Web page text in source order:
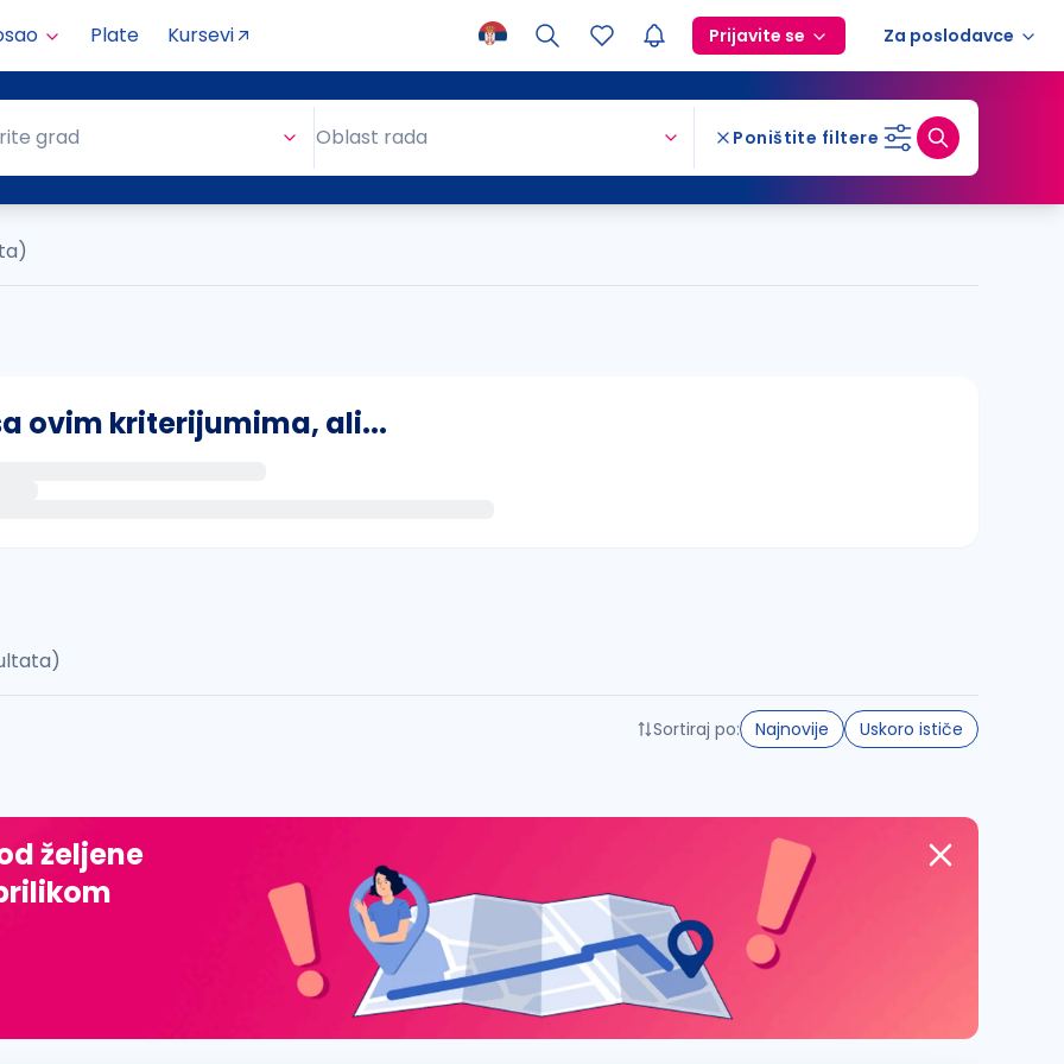
Plate Kursevi Prijavite se Za poslodavce
grad Oblast rada Poništite filtere
ovim kriterijumima, ali...
đ, ž, dž)
Sortiraj po: Najnovije Uskoro ističe
željene